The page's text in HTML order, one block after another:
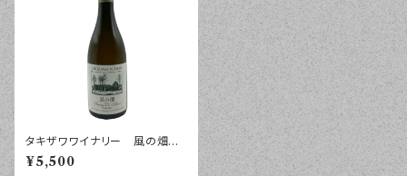
タキザワワイナリー 風の畑
ソーヴィニヨン・ブラン マセ
レ ２０２４年 ７５０ｍｌ
¥5,500